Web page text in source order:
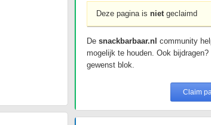
Deze pagina is nietgeclaimd
De snackbarbaar.nl community
mogelijk te houden. Ook bijdragen?
gewenst blok.
Claim